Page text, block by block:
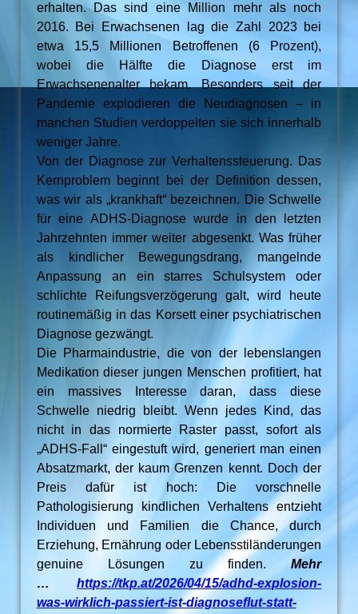
erhalten. Das sind eine Million mehr als noch
2016. Bei Erwachsenen lag die Zahl 2023 bei
etwa 15,5 Millionen Betroffenen (6 Prozent),
wobei die Hälfte die Diagnose erst im
Erwachsenenalter bekam. Besonders seit der
Pandemie explodieren die Neudiagnosen – in
manchen Studien verdoppelten sie sich innerhalb
weniger Jahre.
Von der Diagnose zur Verhaltenssteuerung. Das
Kernproblem beginnt bei der Definition dessen,
was wir als „krankhaft“ bezeichnen. Die Schwelle
für eine ADHS-Diagnose wurde in den letzten
Jahrzehnten immer weiter abgesenkt. Was früher
als kindlicher Bewegungsdrang, mangelnde
Anpassung an ein starres Schulsystem oder
schlichte Reifungsverzögerung galt, wird heute
routinemäßig in das Korsett einer psychiatrischen
Diagnose gezwängt.
Die Pharmaindustrie, die von der lebenslangen
Medikation dieser jungen Menschen profitiert, hat
ein massives Interesse daran, dass diese
Schwelle niedrig bleibt. Wenn jedes Kind, das
nicht in das normierte Raster passt, sofort als
„ADHS-Fall“ eingestuft wird, generiert man einen
Absatzmarkt, der kaum Grenzen kennt. Doch der
Preis dafür ist hoch: Die vorschnelle
Pathologisierung kindlichen Verhaltens entzieht
Individuen und Familien die Chance, durch
Erziehung, Ernährung oder Lebensstiländerungen
genuine Lösungen zu finden.Mehr
…https://tkp.at/2026/04/15/adhd-explosion-
was-wirklich-passiert-ist-diagnoseflut-statt-